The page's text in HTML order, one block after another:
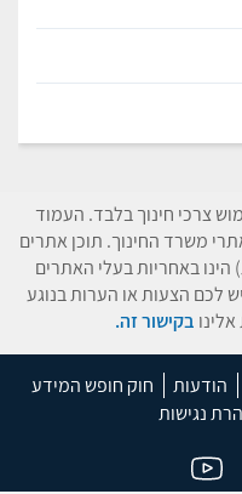
צרכי חינוך בלבד. העמוד
משרד החינוך. תוכן אתרים
באחריות בעלי האתרים
לכם הצעות או הערות בנוגע
בקישור זה.
הודעות
חוק חופש המידע
נגישות